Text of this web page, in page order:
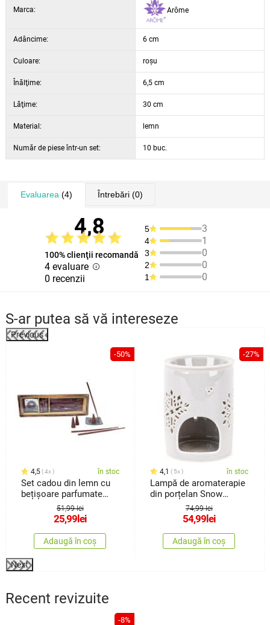
Marca: Arôme
Adâncime: 6 cm
Culoare: roșu
Înălţime: 6,5 cm
Lăţime: 30 cm
Material: lemn
Număr de piese într-un set: 10 buc.
Evaluarea (4) Întrebări(0)
4,8
100% clienţii recomandă
4 evaluare
0 recenzii
5 3
4 1
3 0
2 0
1 0
S-ar putea să vă intereseze
Previous
-50%
4,5 4x în stoc
Set cadou din lemn cu
bețișoare parfumate
Arome,Patchouli
51,99 lei
25,99 lei
Adaugă în coș
-27%
4,1 5x în stoc
Lampă de aromaterapie
din porțelan Snow
flower bej, 8,5 x 12 cm
74,99 lei
54,99 lei
Adaugă în coș
Next
Recent revizuite
-8%